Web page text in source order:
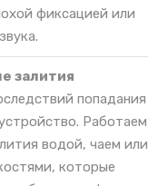
фиксацией или
залития
попадания
Работаем
водой, чаем или
которые